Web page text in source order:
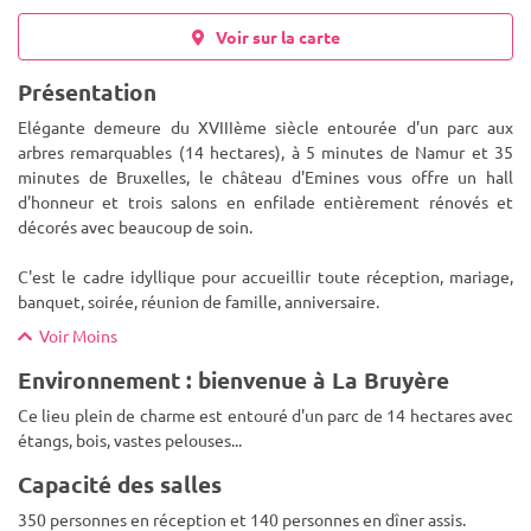
Voir sur la carte
Présentation
Elégante demeure du XVIIIème siècle entourée d'un parc aux
arbres remarquables (14 hectares), à 5 minutes de Namur et 35
minutes de Bruxelles, le château d'Emines vous offre un hall
d'honneur et trois salons en enfilade entièrement rénovés et
décorésavec beaucoup de soin.
C'est le cadre idyllique pour accueillir toute réception, mariage,
banquet, soirée, réunion de famille, anniversaire.
Voir Moins
Environnement : bienvenue à La Bruyère
Ce lieu plein de charme est entouré d'un parc de 14 hectares avec
étangs, bois, vastes pelouses...
Capacité des salles
350 personnes en réception et 140 personnes en dîner assis.